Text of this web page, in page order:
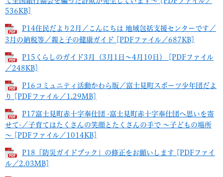
536KB]
P14住民だより2月／こんにちは 地域包括支援センターです／
3月の納税等／親と子の健康ガイド [PDFファイル／687KB]
P15くらしのガイド3月（3月1日～4月10日） [PDFファイル
／248KB]
P16コミュニティ活動かわら版／富士見町スポーツ少年団だよ
り [PDFファイル／1.29MB]
P17富士見町赤十字奉仕団 -富士見町赤十字奉仕団へ思いを寄
せて-／子育てはたくさんの笑顔とたくさんの手で ～子どもの場所
～ [PDFファイル／1014KB]
P18「防災ガイドブック」の修正をお願いします [PDFファイ
ル／2.03MB]